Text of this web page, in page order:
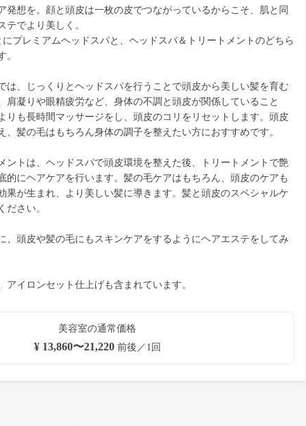
発想を。顔と頭皮は一枚の皮でつながっているからこそ、肌と同
テでより美しく。
プレミアムヘッドスパと、ヘッドスパ＆トリートメントのどちら
。
は、じっくりとヘッドスパを行うことで頭皮から美しい髪を育む
肩凝りや眼精疲労など、身体の不調と頭皮が関係していること
りも長時間マッサージをし、頭皮のコリをリセットします。頭皮
、髪の毛はもちろん身体の調子を整えたい方におすすめです。
ントは、ヘッドスパで頭皮環境を整えた後、トリートメントで艶
的にヘアケアを行います。髪の毛ケアはもちろん、頭皮のケアも
果が生まれ、より美しい髪に導きます。髪と頭皮のスペシャルケ
ださい。
、頭皮や髪の毛にもスキンケアをするようにヘアエステをしてみ
イロンセット仕上げも含まれています。
美容室の通常価格
¥ 13,860〜21,220前後／1回